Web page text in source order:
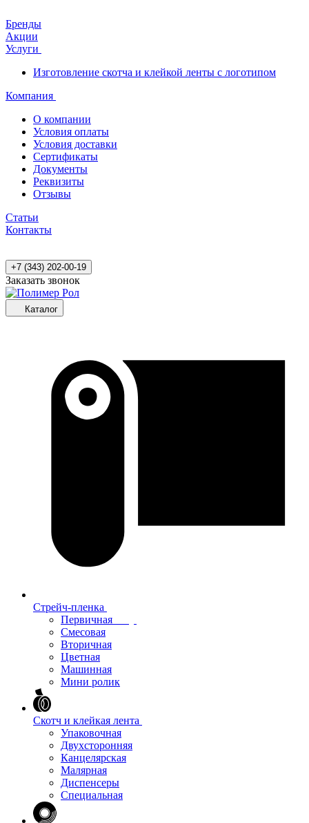
Бренды
Акции
Услуги
Изготовление скотча и клейкой ленты с логотипом
Компания
О компании
Условия оплаты
Условия доставки
Сертификаты
Документы
Реквизиты
Отзывы
Статьи
Контакты
+7 (343) 202-00-19
Заказать звонок
Каталог
Стрейч-пленка
Первичная
Смесовая
Вторичная
Цветная
Машинная
Мини ролик
Скотч и клейкая лента
Упаковочная
Двухсторонняя
Канцелярская
Малярная
Диспенсеры
Специальная